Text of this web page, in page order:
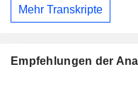
Mehr Transkripte
Empfehlungen der